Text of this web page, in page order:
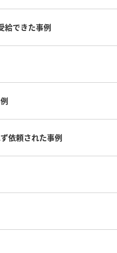
給できた事例
依頼された事例